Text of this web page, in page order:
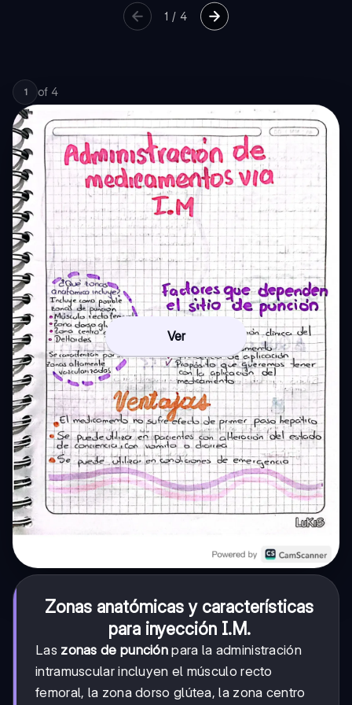
1 /4
1 of 4
Ver
Zonas anatómicas y características
para inyección I.M.
Las zonas de punción para la administración
intramuscular incluyen el músculo recto
femoral, la zona dorso glútea, la zona centro